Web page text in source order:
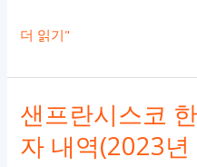
[SFKorean]
프
란
시
스
더 읽기"
샌프란시스코
자 내역(2023